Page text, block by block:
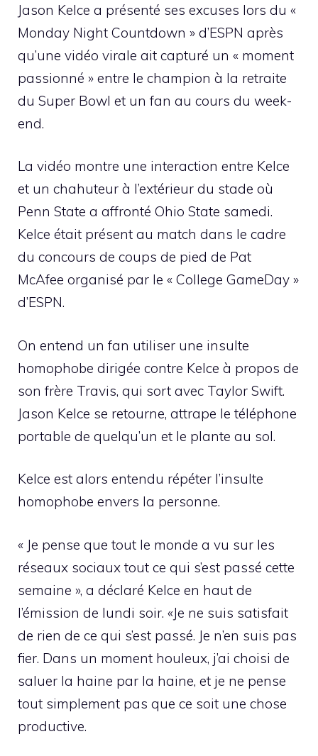
Jason Kelce a présenté ses excuses lors du «
Monday Night Countdown » d’ESPN après
qu’une vidéo virale ait capturé un « moment
passionné » entre le champion à la retraite
du Super Bowl et un fan au cours du week-
end.
La vidéo montre une interaction entre Kelce
et un chahuteur à l’extérieur du stade où
Penn State a affronté Ohio State samedi.
Kelce était présent au match dans le cadre
du concours de coups de pied de Pat
McAfee organisé par le « College GameDay »
d’ESPN.
On entend un fan utiliser une insulte
homophobe dirigée contre Kelce à propos de
son frère Travis, qui sort avec Taylor Swift.
Jason Kelce se retourne, attrape le téléphone
portable de quelqu’un et le plante au sol.
Kelce est alors entendu répéter l’insulte
homophobe envers la personne.
« Je pense que tout le monde a vu sur les
réseaux sociaux tout ce qui s’est passé cette
semaine », a déclaré Kelce en haut de
l’émission de lundi soir. «Je ne suis satisfait
de rien de ce qui s’est passé. Je n’en suis pas
fier. Dans un moment houleux, j’ai choisi de
saluer la haine par la haine, et je ne pense
tout simplement pas que ce soit une chose
productive.